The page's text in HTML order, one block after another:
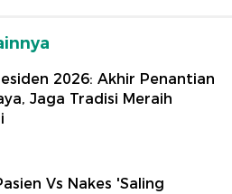
2026: Akhir Penantian
Jaga Tradisi Meraih
Vs Nakes 'Saling